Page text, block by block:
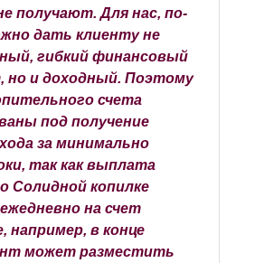
получают. Для нас, по-
дать клиенту не
гибкий финансовый
но и доходный. Поэтому
счета
под получение
за минимально
так как выплата
Солидной копилке
на счет
например, в конце
может разместить